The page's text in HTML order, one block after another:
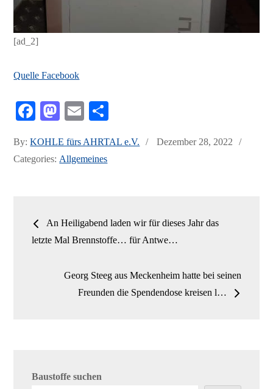
[ad_2]
Quelle Facebook
Fa
bo
ok
M
to
do
E
ail n
By:KOHLE fürs AHRTAL e.V.
Posted
Dezember 28, 2022
Categories: Allgemeines
Beitrags-
Navigation
An Heiligabend laden wir für dieses Jahr das
letzte Mal Brennstoffe… für Antwe…
Georg Steeg aus Meckenheim hatte bei seinen
Freunden die Spendendose kreisen l…
Baustoffe suchen